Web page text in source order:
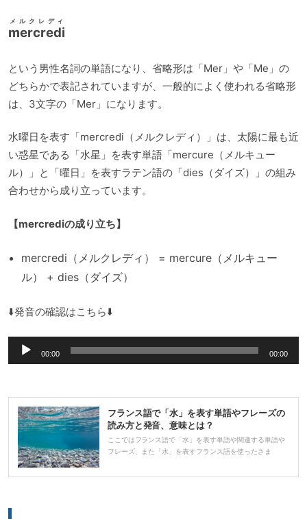
mercredi
メルクレディ
という男性名詞の単語になり、省略形は「Mer」や「Me」の
どちらかで表記されていますが、一般的によく使われる省略形
は、3文字の「Mer」になります。
水曜日を表す「mercredi（メルクレディ）」は、太陽に最も近
い惑星である「水星」を表す単語「mercure（メルキュー
ル）」と「曜日」を表すラテン語の「dies（ダイズ）」の組み
合わせから成り立っています。
【mercrediの成り立ち】
mercredi（メルクレディ） = mercure（メルキュー
ル） + dies（ダイズ）
⬇️発音の確認はこちら⬇️
声
ー
ヤ
ー
00:00 00:00
フランス語で「水」を表す単語やフレーズの
読み方と発音、意味とは？
ここではフランス語で「水」を表す単語や関連する単語や
フレーズ、また「水」を表すフランス語を使ったさま